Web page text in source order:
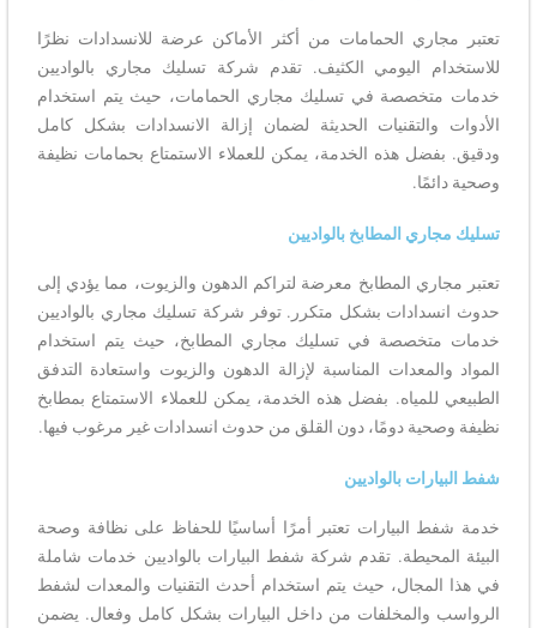
تعتبر مجاري الحمامات من أكثر الأماكن عرضة للانسدادات نظرًا
للاستخدام اليومي الكثيف. تقدم شركة تسليك مجاري بالواديين
خدمات متخصصة في تسليك مجاري الحمامات، حيث يتم استخدام
الأدوات والتقنيات الحديثة لضمان إزالة الانسدادات بشكل كامل
ودقيق. بفضل هذه الخدمة، يمكن للعملاء الاستمتاع بحمامات نظيفة
وصحية دائمًا.
تسليك مجاري المطابخ بالواديين
تعتبر مجاري المطابخ معرضة لتراكم الدهون والزيوت، مما يؤدي إلى
حدوث انسدادات بشكل متكرر. توفر شركة تسليك مجاري بالواديين
خدمات متخصصة في تسليك مجاري المطابخ، حيث يتم استخدام
المواد والمعدات المناسبة لإزالة الدهون والزيوت واستعادة التدفق
الطبيعي للمياه. بفضل هذه الخدمة، يمكن للعملاء الاستمتاع بمطابخ
نظيفة وصحية دومًا، دون القلق من حدوث انسدادات غير مرغوب فيها.
شفط البيارات بالواديين
خدمة شفط البيارات تعتبر أمرًا أساسيًا للحفاظ على نظافة وصحة
البيئة المحيطة. تقدم شركة شفط البيارات بالواديين خدمات شاملة
في هذا المجال، حيث يتم استخدام أحدث التقنيات والمعدات لشفط
الرواسب والمخلفات من داخل البيارات بشكل كامل وفعال. يضمن